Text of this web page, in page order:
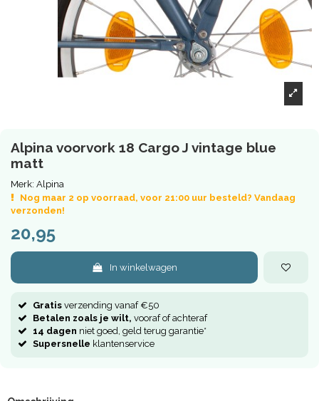
Alpina voorvork 18 Cargo J vintage blue
matt
Merk: Alpina
Nog maar 2 op voorraad, voor 21:00 uur besteld? Vandaag
verzonden!
20,95
In winkelwagen
Gratis verzending vanaf €50
Betalen zoals je wilt, vooraf of achteraf
14 dagen niet goed, geld terug garantie*
Supersnelle klantenservice